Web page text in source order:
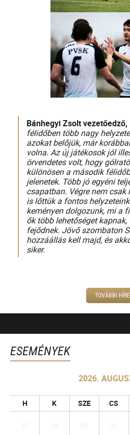
Bánhegyi Zsolt vezetőedző,
félidőben több nagy
azokat belőjük, már
volna. Az új játékosok jól
örvendetes volt, hogy
különösen a második
jelenetek. Több jó egyéni
csapatban. Végre nem csak
is lőttük a fontos
keményen dolgozunk, mi a
ők több lehetőséget
fejődnek. Jövő szombaton
hozzáállás kell majd, és
siker.
TOVÁBBI
ESEMÉNYEK
2026.
H K SZE CS